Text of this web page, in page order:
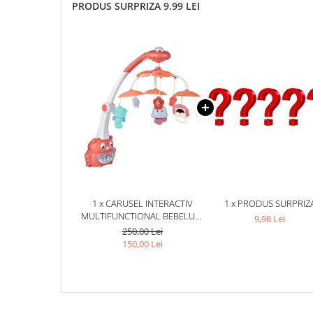
PRODUS SURPRIZA 9.99 LEI
1 x CARUSEL INTERACTIV
MULTIFUNCTIONAL BEBELUSI,
33 X 43 X 53 CM, LUMINI
MULTICOLORE SI
250,00 Lei
150,00 Lei
1 x PRODUS
9,98 Lei